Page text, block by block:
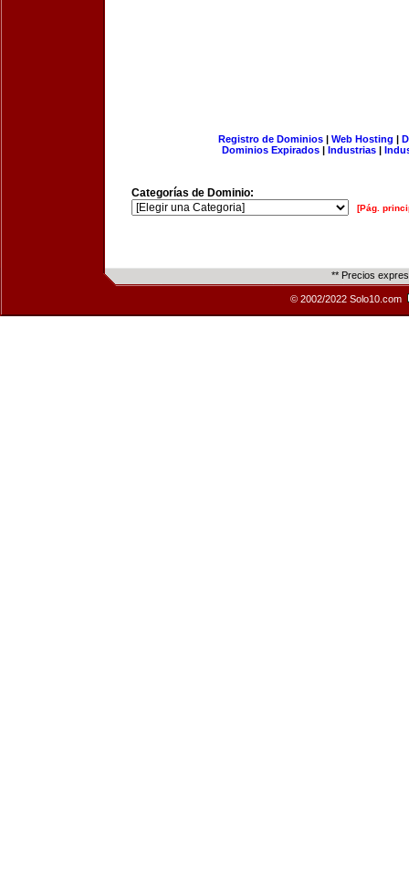
Registro de Dominios| Web Hosting |
Dominios Expirados | Industrias |
Categorías de Dominio:
[Pág.
** Precios
© 2002/2022 Solo10.com